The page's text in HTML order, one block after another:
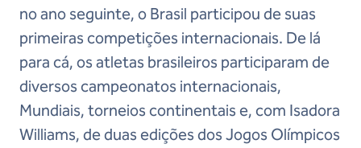
no ano seguinte, o Brasil participou de suas
primeiras competições internacionais. De lá
para cá, os atletas brasileiros participaram de
diversos campeonatos internacionais,
Mundiais, torneios continentais e, com Isadora
Williams, de duas edições dos Jogos Olímpicos